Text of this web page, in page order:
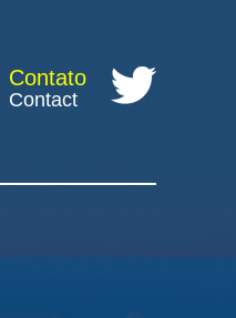
Contato
Contact